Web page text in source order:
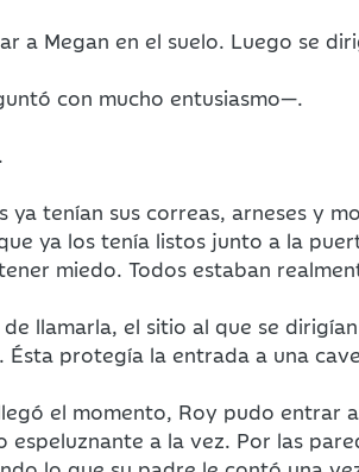
a Megan en el suelo. Luego se
con mucho entusiasmo—.
ya tenían sus correas, arneses y
ya los tenía listos junto a la
miedo. Todos estaban
llamarla, el sitio al que se
protegía la entrada a una
el momento, Roy pudo entrar
a la vez. Por las